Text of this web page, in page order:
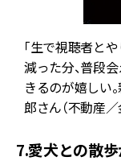
「生で視聴者と
減った分、普段
きるのが嬉しい
郎さん（不動産／
7.愛犬との散